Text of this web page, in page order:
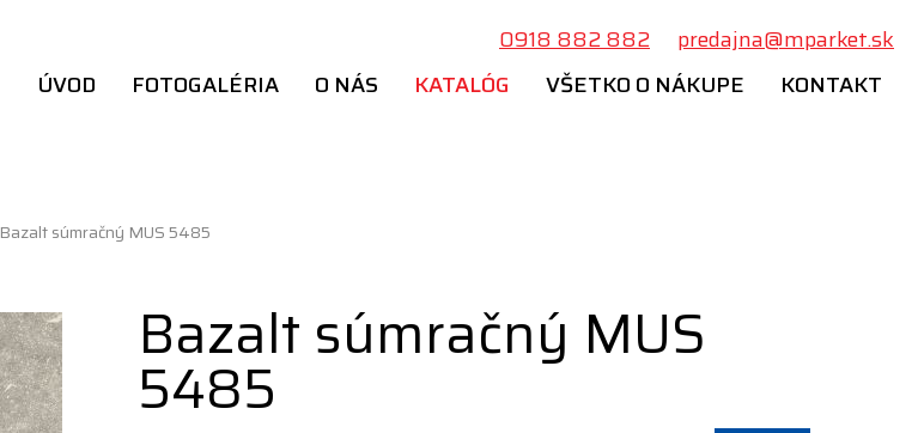
ÚVOD FOTOGALÉRIA O NÁS KATALÓG VŠETKO O NÁKUPE KONTAKT
0918 882 882 predajna@mparket.sk
Bazalt súmračný MUS 5485
Bazalt súmračný MUS
5485